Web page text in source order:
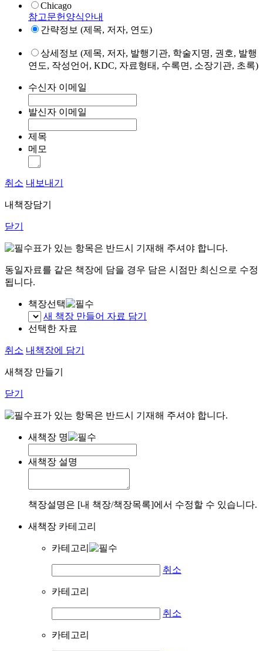
Chicago
참고문헌양식안내
간략정보 (제목, 저자, 연도)
상세정보 (제목, 저자, 발행기관, 학술지명, 권호, 발행
연도, 작성언어, KDC, 자료형태, 수록면, 소장기관, 초록)
수신자 이메일
발신자 이메일
제목
메모
취소 내보내기
내책장담기
닫기
표가 있는 항목은 반드시 기재해 주셔야 합니다.
동일자료를 같은 책장에 담을 경우 담은 시점만 최신으로 수정
됩니다.
책장선택
새 책장 만들어 자료 담기
선택한 자료
취소 내책장에 담기
새책장 만들기
닫기
표가 있는 항목은 반드시 기재해 주셔야 합니다.
새책장 명
새책장 설명
책장설명은 [내 책장/책장목록]에서 수정할 수 있습니다.
새책장 카테고리
카테고리
취소
카테고리
취소
카테고리